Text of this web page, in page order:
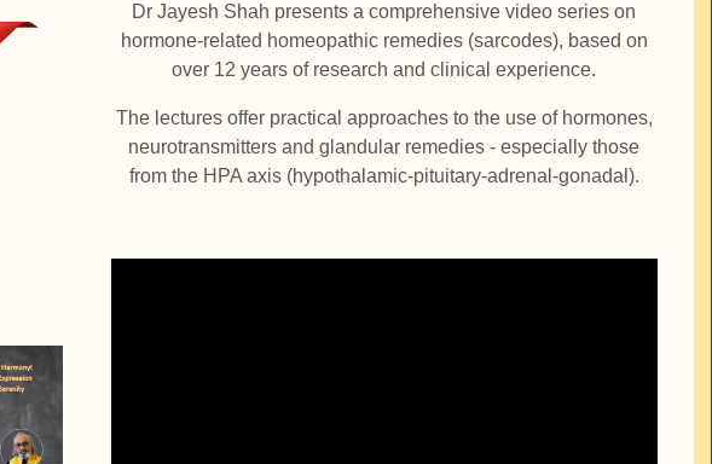
Dr Jayesh Shah presents a comprehensive video series on
hormone-related homeopathic remedies (sarcodes), based on
over 12 years of research and clinical experience.
The lectures offer practical approaches to the use of hormones,
neurotransmitters and glandular remedies - especially those
from the HPA axis (hypothalamic-pituitary-adrenal-gonadal).